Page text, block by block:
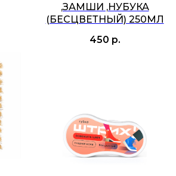
,ЗАМШИ ,НУБУКА
(БЕСЦВЕТНЫЙ) 250МЛ
450 р.